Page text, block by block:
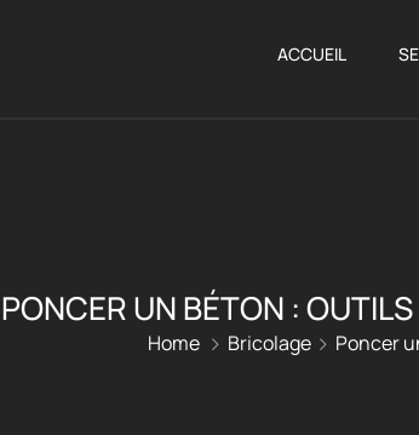
ACCUEIL
PONCER UN BÉTON :
Home Bricolage Poncer